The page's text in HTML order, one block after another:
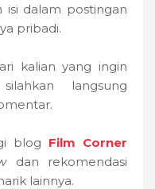
isi dalam postingan
pribadi.
kalian yang ingin
langsung
blog Film Corner
dan rekomendasi
lainnya.